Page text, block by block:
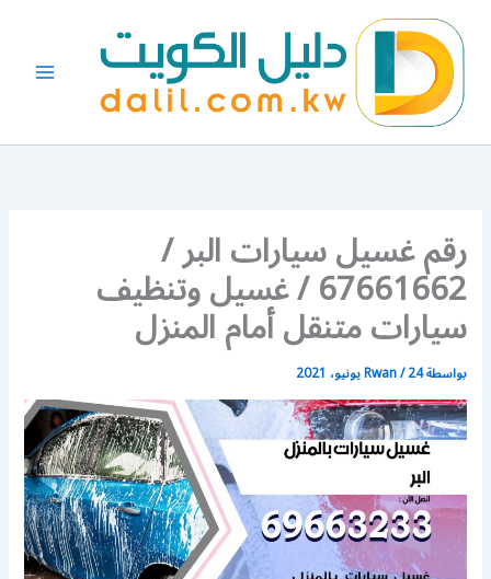
المحتوى
رقم غسيل سيارات البر /
67661662 / غسيل وتنظيف
سيارات متنقل أمام المنزل
بواسطة Rwan/24 يونيو، 2021